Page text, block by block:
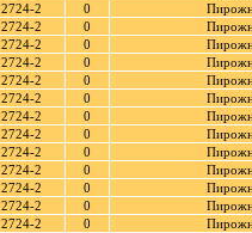
2724-2 0
2724-2 0
2724-2 0
2724-2 0
2724-2 0
2724-2 0
2724-2 0
2724-2 0
2724-2 0
2724-2 0
2724-2 0
2724-2 0
2724-2 0